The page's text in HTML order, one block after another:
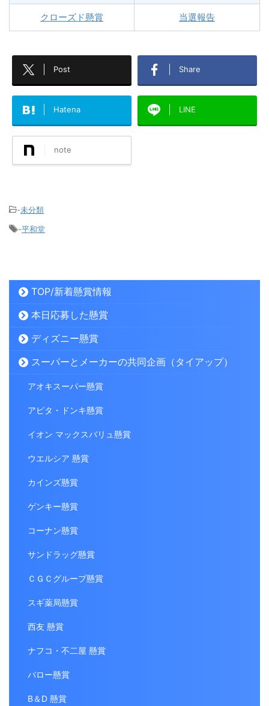
クローズド懸賞 当選報告
Post Share
Hatena LINE
note
-未分類
-平和堂
TOP/新着懸賞情報
本日応募した懸賞
ディズニー懸賞
スーパーとメーカーの共同企画（タイアップ）
アオキスーパー懸賞
アピタ・ドンキ懸賞
イオン マックスバリュ懸賞
ウエルシア 懸賞
カインズ懸賞
ゲンキー懸賞
コーナン懸賞
サンドラッグ懸賞
ＣＧＣグループ懸賞
スギ薬局懸賞
西友 懸賞
ナフコ・不二屋 懸賞
バロー懸賞
B＆D 懸賞